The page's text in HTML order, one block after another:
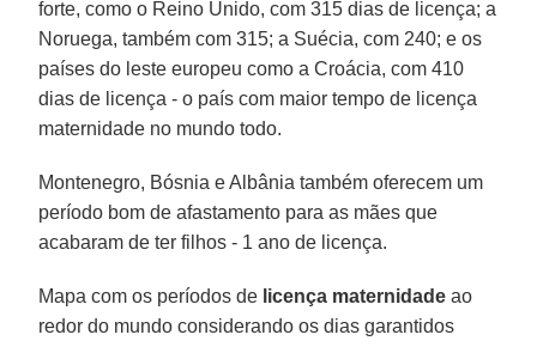
forte, como o Reino Unido, com 315 dias de licença; a
Noruega, também com 315; a Suécia, com 240; e os
países do leste europeu como a Croácia, com 410
dias de licença - o país com maior tempo de licença
maternidade no mundo todo.
Montenegro, Bósnia e Albânia também oferecem um
período bom de afastamento para as mães que
acabaram de ter filhos - 1 ano de licença.
Mapa com os períodos de licença maternidade ao
redor do mundo considerando os dias garantidos